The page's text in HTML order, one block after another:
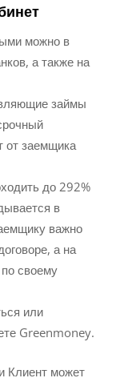
можно в
а также на
займы
от заемщика
до 292%
в
важно
а на
своему
или
Greenmoney.
Клиент может